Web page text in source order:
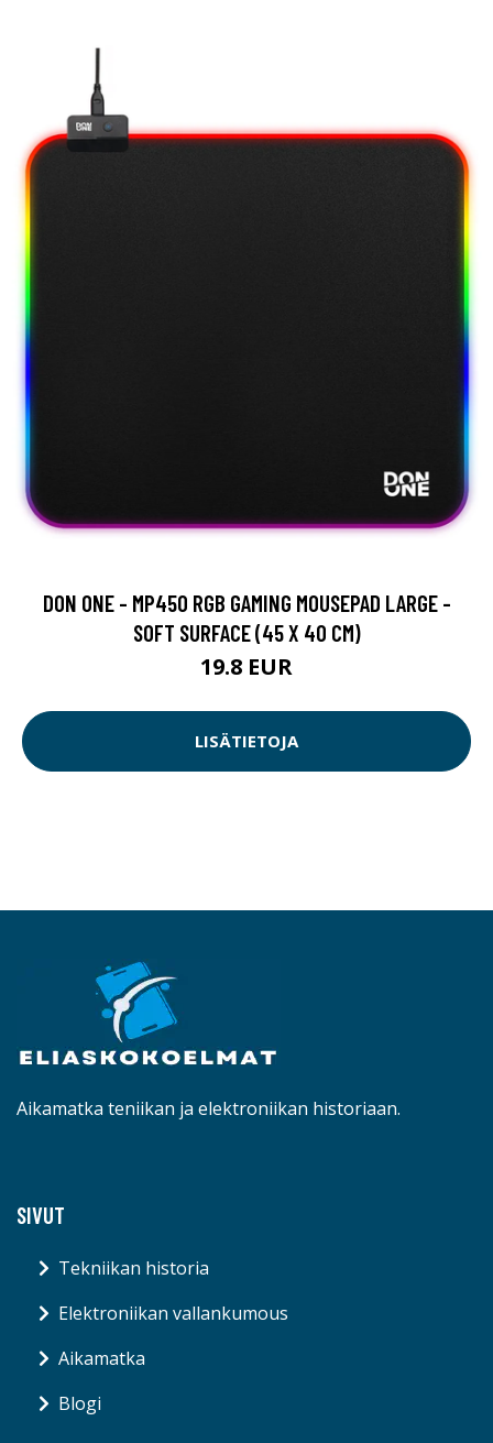
DON ONE - MP450 RGB GAMING MOUSEPAD LARGE -
SOFT SURFACE (45 X 40 CM)
19.8 EUR
LISÄTIETOJA
Aikamatka teniikan ja elektroniikan historiaan.
SIVUT
Tekniikan historia
Elektroniikan vallankumous
Aikamatka
Blogi